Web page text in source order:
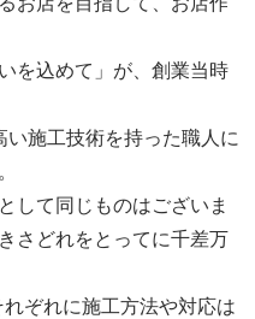
を込めて」が、創業当時
施工技術を持った職人に
して同じものはございま
さどれをとってに千差万
ぞれに施工方法や対応は